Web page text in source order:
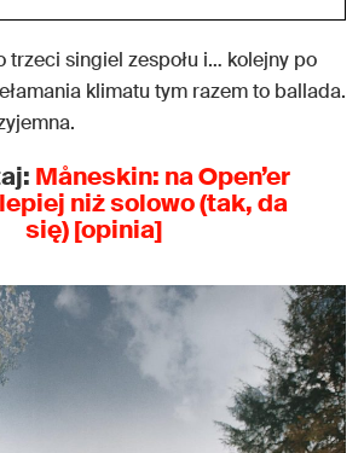
trzeci singiel zespołu i… kolejny po
klimatu tym razem to ballada.
Måneskin: na Open’er
niż solowo (tak, da
się) [opinia]